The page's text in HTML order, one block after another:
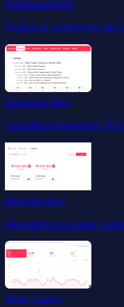
Dashboard SEO
Analiza el rendimiento de
Extensión SEO
Descubre la extensión
Informes SEO
Descubre como hacer y
Rank Tracker